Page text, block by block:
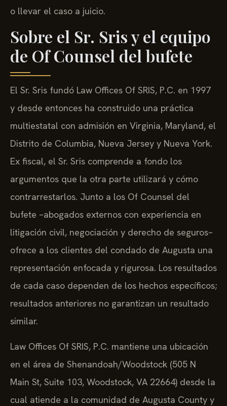
o llevar el caso a juicio.
Sobre el Sr. Sris y el equipo
de Of Counsel del bufete
El Sr. Sris fundó Law Offices Of SRIS, P.C. en 1997
y desde entonces ha construido una práctica
multiestatal con admisión en Virginia, Maryland, el
Distrito de Columbia, Nueva Jersey y Nueva York.
Ex fiscal, el Sr. Sris comprende a fondo los
argumentos que la otra parte utilizará y cómo
contrarrestarlos. Junto a los Of Counsel del
bufete –abogados externos con experiencia en
litigación civil, negociación y derecho de seguros–
ofrece a los clientes del condado de Augusta una
representación enfocada y rigurosa. Los resultados
de cada caso dependen de los hechos específicos;
resultados anteriores no garantizan un resultado
similar.
Law Offices Of SRIS, P.C. mantiene una ubicación
en el área de Shenandoah/Woodstock (505 N
Main St, Suite 103, Woodstock, VA 22664) desde la
cual atiende a la comunidad de Augusta County y